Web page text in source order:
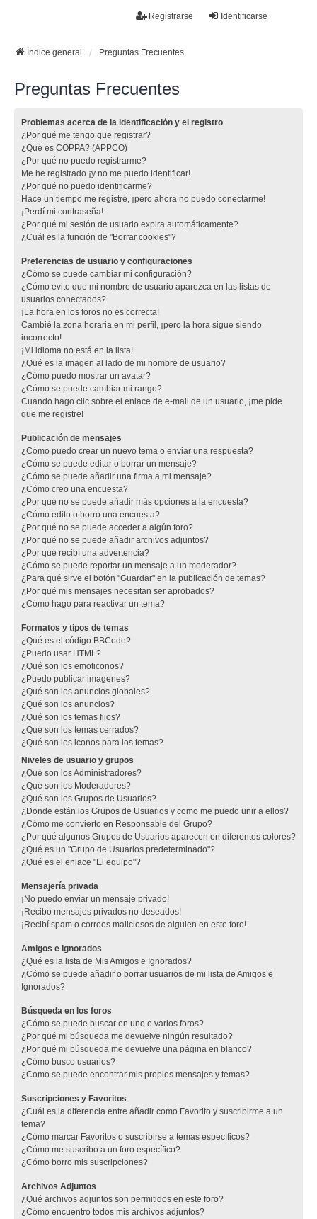
Identificarse
Registrarse
Índice general Preguntas Frecuentes
Preguntas Frecuentes
Problemas acerca de la identificación y el registro
¿Por qué me tengo que registrar?
¿Qué es COPPA? (APPCO)
¿Por qué no puedo registrarme?
Me he registrado ¡y no me puedo identificar!
¿Por qué no puedo identificarme?
Hace un tiempo me registré, ¡pero ahora no puedo conectarme!
¡Perdí mi contraseña!
¿Por qué mi sesión de usuario expira automáticamente?
¿Cuál es la función de "Borrar cookies"?
Preferencias de usuario y configuraciones
¿Cómo se puede cambiar mi configuración?
¿Cómo evito que mi nombre de usuario aparezca en las listas de
usuarios conectados?
¡La hora en los foros no es correcta!
Cambié la zona horaria en mi perfil, ¡pero la hora sigue siendo
incorrecto!
¡Mi idioma no está en la lista!
¿Qué es la imagen al lado de mi nombre de usuario?
¿Cómo puedo mostrar un avatar?
¿Cómo se puede cambiar mi rango?
Cuando hago clic sobre el enlace de e-mail de un usuario, ¡me pide
que me registre!
Publicación de mensajes
¿Cómo puedo crear un nuevo tema o enviar una respuesta?
¿Cómo se puede editar o borrar un mensaje?
¿Cómo se puede añadir una firma a mi mensaje?
¿Cómo creo una encuesta?
¿Por qué no se puede añadir más opciones a la encuesta?
¿Cómo edito o borro una encuesta?
¿Por qué no se puede acceder a algún foro?
¿Por qué no se puede añadir archivos adjuntos?
¿Por qué recibí una advertencia?
¿Cómo se puede reportar un mensaje a un moderador?
¿Para qué sirve el botón "Guardar" en la publicación de temas?
¿Por qué mis mensajes necesitan ser aprobados?
¿Cómo hago para reactivar un tema?
Formatos y tipos de temas
¿Qué es el código BBCode?
¿Puedo usar HTML?
¿Qué son los emoticonos?
¿Puedo publicar imagenes?
¿Qué son los anuncios globales?
¿Qué son los anuncios?
¿Qué son los temas fijos?
¿Qué son los temas cerrados?
¿Qué son los iconos para los temas?
Niveles de usuario y grupos
¿Qué son los Administradores?
¿Qué son los Moderadores?
¿Qué son los Grupos de Usuarios?
¿Donde están los Grupos de Usuarios y como me puedo unir a ellos?
¿Cómo me convierto en Responsable del Grupo?
¿Por qué algunos Grupos de Usuarios aparecen en diferentes colores?
¿Qué es un "Grupo de Usuarios predeterminado"?
¿Qué es el enlace "El equipo"?
Mensajería privada
¡No puedo enviar un mensaje privado!
¡Recibo mensajes privados no deseados!
¡Recibí spam o correos maliciosos de alguien en este foro!
Amigos e Ignorados
¿Qué es la lista de Mis Amigos e Ignorados?
¿Cómo se puede añadir o borrar usuarios de mi lista de Amigos e
Ignorados?
Búsqueda en los foros
¿Cómo se puede buscar en uno o varios foros?
¿Por qué mi búsqueda me devuelve ningún resultado?
¿Por qué mi búsqueda me devuelve una página en blanco?
¿Cómo busco usuarios?
¿Como se puede encontrar mis propios mensajes y temas?
Suscripciones y Favoritos
¿Cuál es la diferencia entre añadir como Favorito y suscribirme a un
tema?
¿Cómo marcar Favoritos o suscribirse a temas específicos?
¿Cómo me suscribo a un foro específico?
¿Cómo borro mis suscripciones?
Archivos Adjuntos
¿Qué archivos adjuntos son permitidos en este foro?
¿Cómo encuentro todos mis archivos adjuntos?